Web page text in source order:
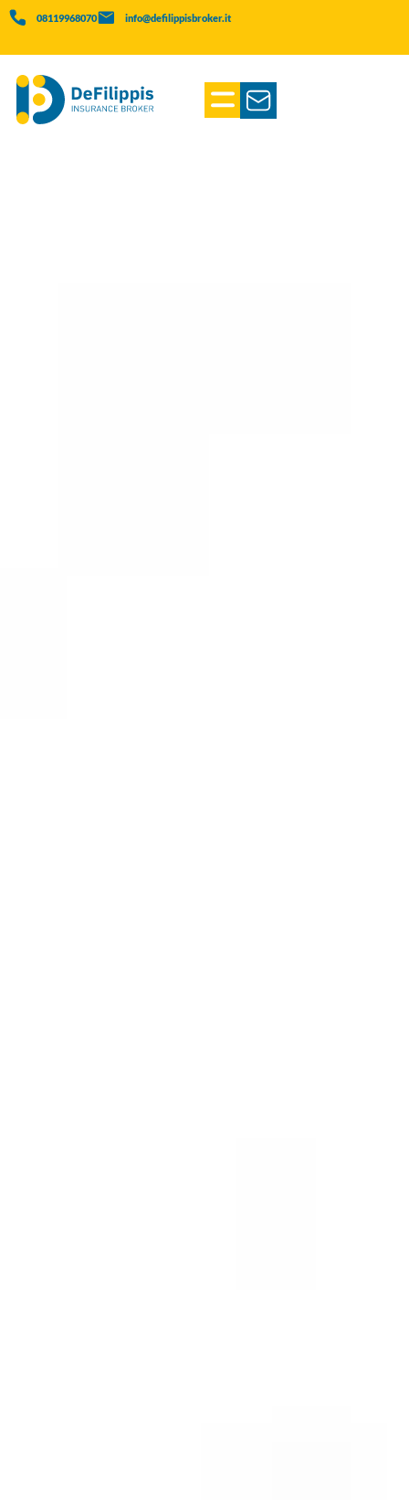
08119968070 info@defilippisbroker.it